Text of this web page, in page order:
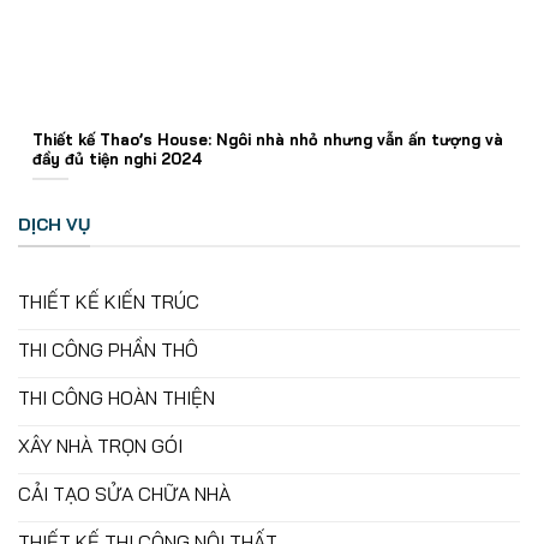
Thiết kế Thao’s House: Ngôi nhà nhỏ nhưng vẫn ấn tượng và
đầy đủ tiện nghi 2024
DỊCH VỤ
THIẾT KẾ KIẾN TRÚC
THI CÔNG PHẦN THÔ
THI CÔNG HOÀN THIỆN
XÂY NHÀ TRỌN GÓI
CẢI TẠO SỬA CHỮA NHÀ